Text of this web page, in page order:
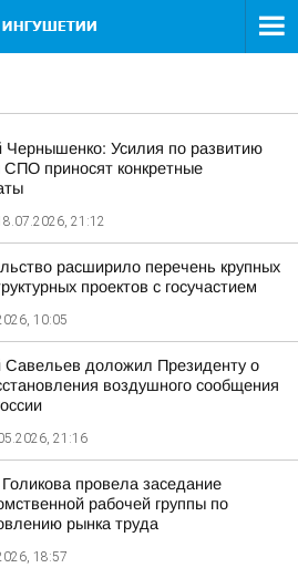
Чернышенко: Усилия по развитию
СПО приносят конкретные
21:12
расширило перечень крупных
проектов с госучастием
10:05
Савельев доложил Президенту о
воздушного сообщения
21:16
провела заседание
рабочей группы по
рынка труда
18:57